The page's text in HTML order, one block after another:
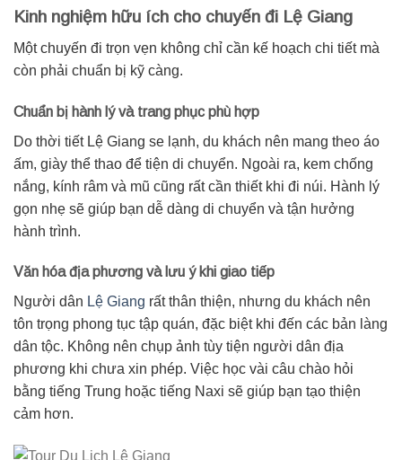
Kinh nghiệm hữu ích cho chuyến đi Lệ Giang
Một chuyến đi trọn vẹn không chỉ cần kế hoạch chi tiết mà
còn phải chuẩn bị kỹ càng.
Chuẩn bị hành lý và trang phục phù hợp
Do thời tiết Lệ Giang se lạnh, du khách nên mang theo áo
ấm, giày thể thao để tiện di chuyển. Ngoài ra, kem chống
nắng, kính râm và mũ cũng rất cần thiết khi đi núi. Hành lý
gọn nhẹ sẽ giúp bạn dễ dàng di chuyển và tận hưởng
hành trình.
Văn hóa địa phương và lưu ý khi giao tiếp
Người dân Lệ Giang rất thân thiện, nhưng du khách nên
tôn trọng phong tục tập quán, đặc biệt khi đến các bản làng
dân tộc. Không nên chụp ảnh tùy tiện người dân địa
phương khi chưa xin phép. Việc học vài câu chào hỏi
bằng tiếng Trung hoặc tiếng Naxi sẽ giúp bạn tạo thiện
cảm hơn.